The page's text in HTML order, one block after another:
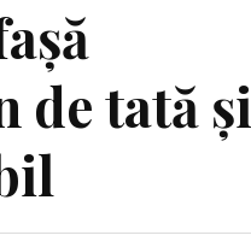
tată și